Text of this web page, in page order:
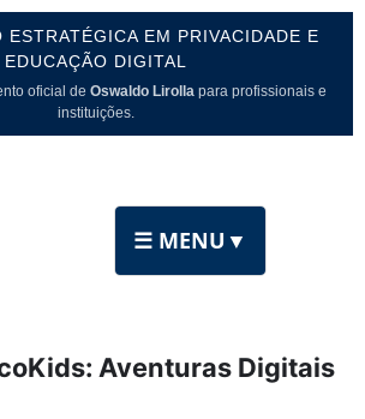
ESTRATÉGICA EM PRIVACIDADE E
EDUCAÇÃO DIGITAL
oficial de Oswaldo Lirollapara profissionais e
instituições.
☰ MENU ▼
Aventuras Digitais